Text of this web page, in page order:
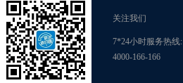
关注我们
7*24小时服务热线:
4000-166-166